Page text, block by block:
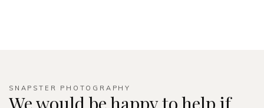
SNAPSTER PHOTOGRAPHY
We would be happy to help if